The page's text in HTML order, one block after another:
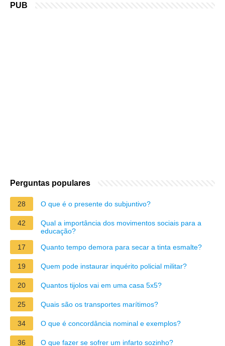
PUB
Perguntas populares
28 O que é o presente do subjuntivo?
42
Qual a importância dos movimentos sociais para a
educação?
17
Quanto tempo demora para secar a tinta esmalte?
19 Quem pode instaurar inquérito policial militar?
20 Quantos tijolos vai em uma casa 5x5?
25 Quais são os transportes marítimos?
34 O que é concordância nominal e exemplos?
36 O que fazer se sofrer um infarto sozinho?